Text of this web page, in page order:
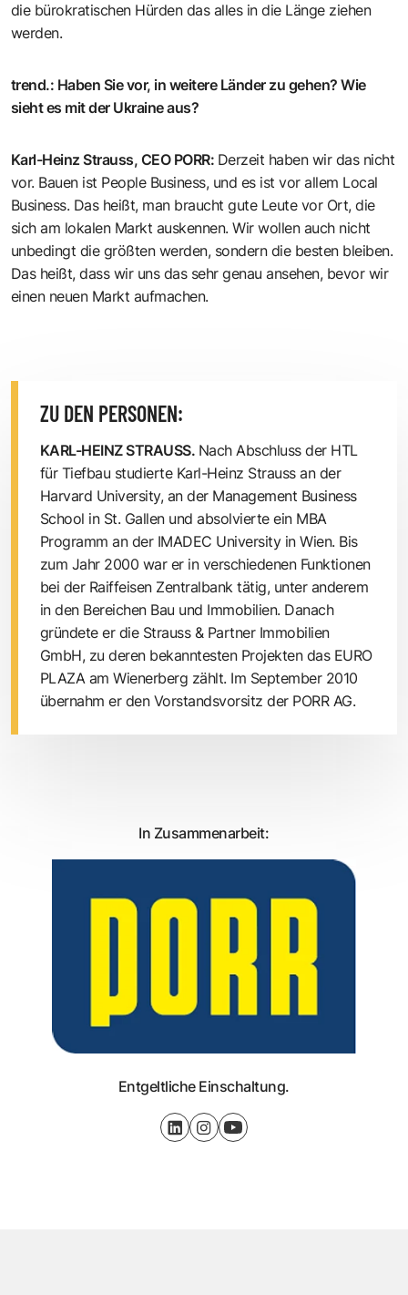
die bürokratischen Hürden das alles in die Länge ziehen
werden.
trend.: Haben Sie vor, in weitere Länder zu gehen? Wie
sieht es mit der Ukraine aus?
Karl-Heinz Strauss, CEO PORR: Derzeit haben wir das nicht
vor. Bauen ist People Business, und es ist vor allem Local
Business. Das heißt, man braucht gute Leute vor Ort, die
sich am lokalen Markt auskennen. Wir wollen auch nicht
unbedingt die größten werden, sondern die besten bleiben.
Das heißt, dass wir uns das sehr genau ansehen, bevor wir
einen neuen Markt aufmachen.
ZU DEN PERSONEN:
KARL-HEINZ STRAUSS. Nach Abschluss der HTL
für Tiefbau studierte Karl-Heinz Strauss an der
Harvard University, an der Management Business
School in St. Gallen und absolvierte ein MBA
Programm an der IMADEC University in Wien. Bis
zum Jahr 2000 war er in verschiedenen Funktionen
bei der Raiffeisen Zentralbank tätig, unter anderem
in den Bereichen Bau und Immobilien. Danach
gründete er die Strauss & Partner Immobilien
GmbH, zu deren bekanntesten Projekten das EURO
PLAZA am Wienerberg zählt. Im September 2010
übernahm er den Vorstandsvorsitz der PORR AG.
In Zusammenarbeit:
Entgeltliche Einschaltung.